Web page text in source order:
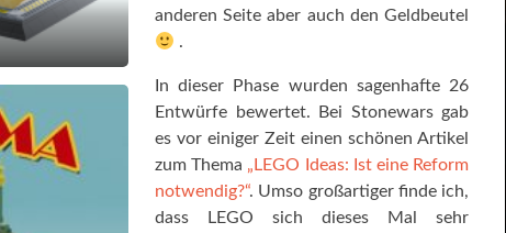
anderen Seite aber auch den Geldbeutel
.
In dieser Phase wurden sagenhafte 26
Entwürfe bewertet. Bei Stonewars gab
es vor einiger Zeit einen schönen Artikel
zum Thema „LEGO Ideas: Ist eine Reform
notwendig?“. Umso großartiger finde ich,
dass LEGO sich dieses Mal sehr